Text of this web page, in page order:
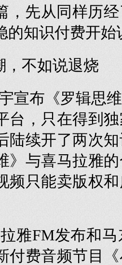
先从同样历经
的知识付费开始
，不如说退烧
宣布《罗辑思
台，只在得到
陆续开了两次
》与喜马拉雅
频只能卖版权
雅FM发布和
付费音频节目